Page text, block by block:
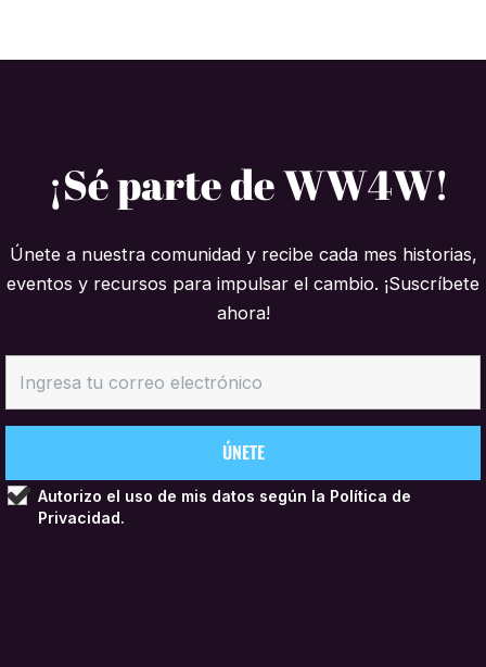
¡Sé parte de WW4W!
Únete a nuestra comunidad y recibe cada mes historias,
eventos y recursos para impulsar el cambio. ¡Suscríbete
ahora!
Autorizo el uso de mis datos según la Política de
Privacidad.